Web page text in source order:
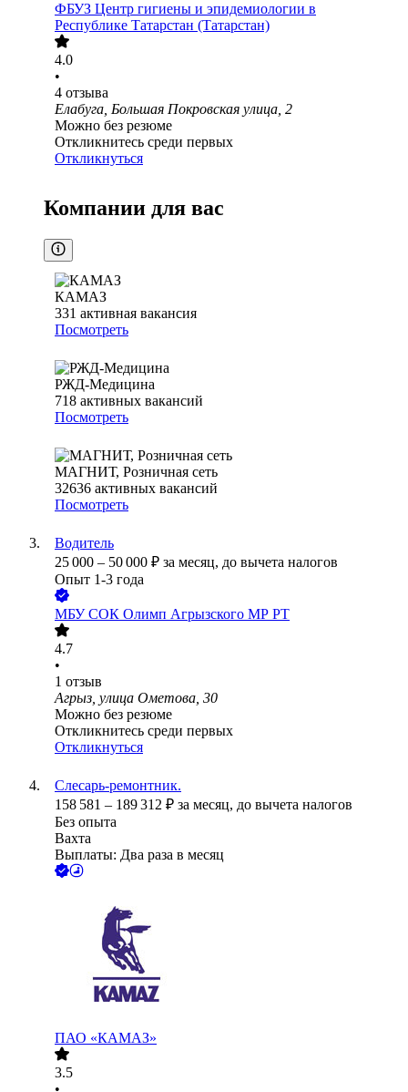
ФБУЗ Центр гигиены и эпидемиологии в
Республике Татарстан (Татарстан)
4.0
•
4 отзыва
Елабуга, Большая Покровская улица, 2
Можно без резюме
Откликнитесь среди первых
Откликнуться
Компании для вас
КАМАЗ
331 активная вакансия
Посмотреть
РЖД-Медицина
718 активных вакансий
Посмотреть
МАГНИТ, Розничная сеть
32636 активных вакансий
Посмотреть
Водитель
25 000 – 50 000 ₽ за месяц, до вычета налогов
Опыт 1-3 года
МБУ СОК Олимп Агрызского МР РТ
4.7
•
1 отзыв
Агрыз, улица Ометова, 30
Можно без резюме
Откликнитесь среди первых
Откликнуться
Слесарь-ремонтник.
158 581 – 189 312 ₽ за месяц, до вычета налогов
Без опыта
Вахта
Выплаты: Два раза в месяц
ПАО «КАМАЗ»
3.5